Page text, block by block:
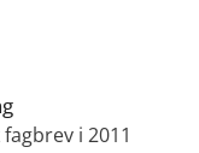
i 2011